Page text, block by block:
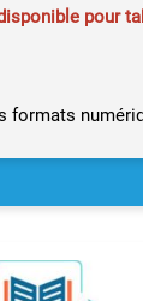
pour
formats